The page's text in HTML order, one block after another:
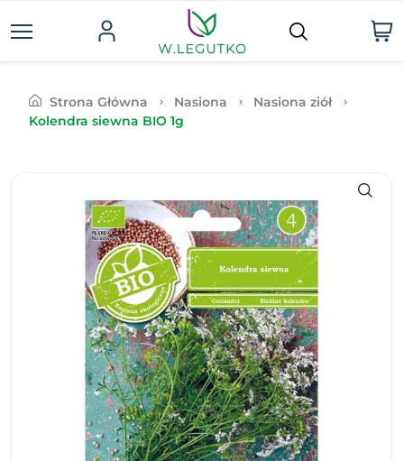
Strona Główna Nasiona
Nasiona ziół
Kolendra siewna BIO 1g